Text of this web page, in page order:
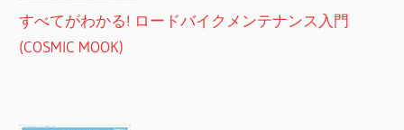
すべてがわかる! ロードバイクメンテナンス入門
(COSMIC MOOK)